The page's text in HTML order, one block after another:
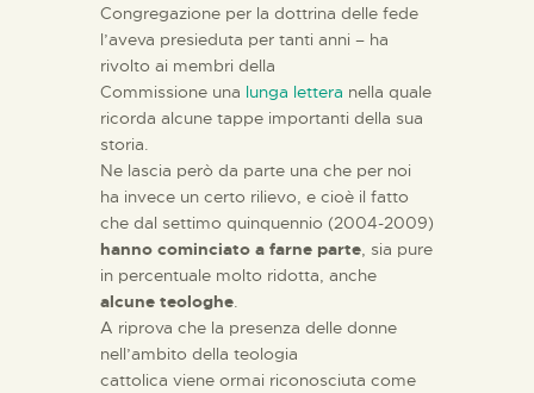
Congregazione per la dottrina delle fede
l’aveva presieduta per tanti anni – ha
rivolto ai membri della
Commissione una lunga lettera nella quale
ricorda alcune tappe importanti della sua
storia.
Ne lascia però da parte una che per noi
ha invece un certo rilievo, e cioè il fatto
che dal settimo quinquennio (2004-2009)
hanno cominciato a farne parte, sia pure
in percentuale molto ridotta, anche
alcune teologhe.
A riprova che la presenza delle donne
nell’ambito della teologia
cattolica viene ormai riconosciuta come